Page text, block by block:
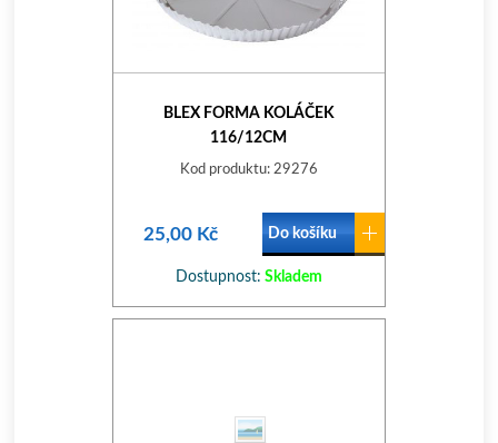
BLEX FORMA KOLÁČEK
116/12CM
Kod produktu: 29276
25,00 Kč Do košíku
Dostupnost: Skladem